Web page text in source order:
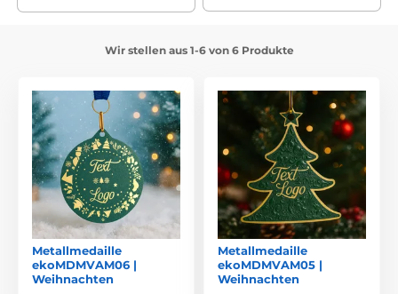
Wir stellen aus 1-6 von 6 Produkte
Metallmedaille
ekoMDMVAM06 |
Weihnachten
Metallmedaille
ekoMDMVAM05 |
Weihnachten